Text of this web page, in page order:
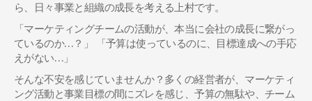
ら、日々事業と組織の成長を考える上村です。
「マーケティングチームの活動が、本当に会社の成長に繋がっ
ているのか…？」 「予算は使っているのに、目標達成への手応
えがない…」
そんな不安を感じていませんか？多くの経営者が、マーケティ
ング活動と事業目標の間にズレを感じ、予算の無駄や、チーム